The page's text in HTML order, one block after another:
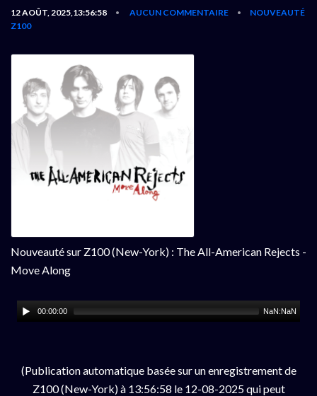
12 AOÛT, 2025,13:56:58 • AUCUN COMMENTAIRE •
NOUVEAUTÉ
Z100
Nouveauté sur Z100 (New-York) : The All-American Rejects -
Move Along
00:00:00 NaN:NaN
(Publication automatique basée sur un enregistrement de
Z100 (New-York) à 13:56:58 le 12-08-2025 qui peut